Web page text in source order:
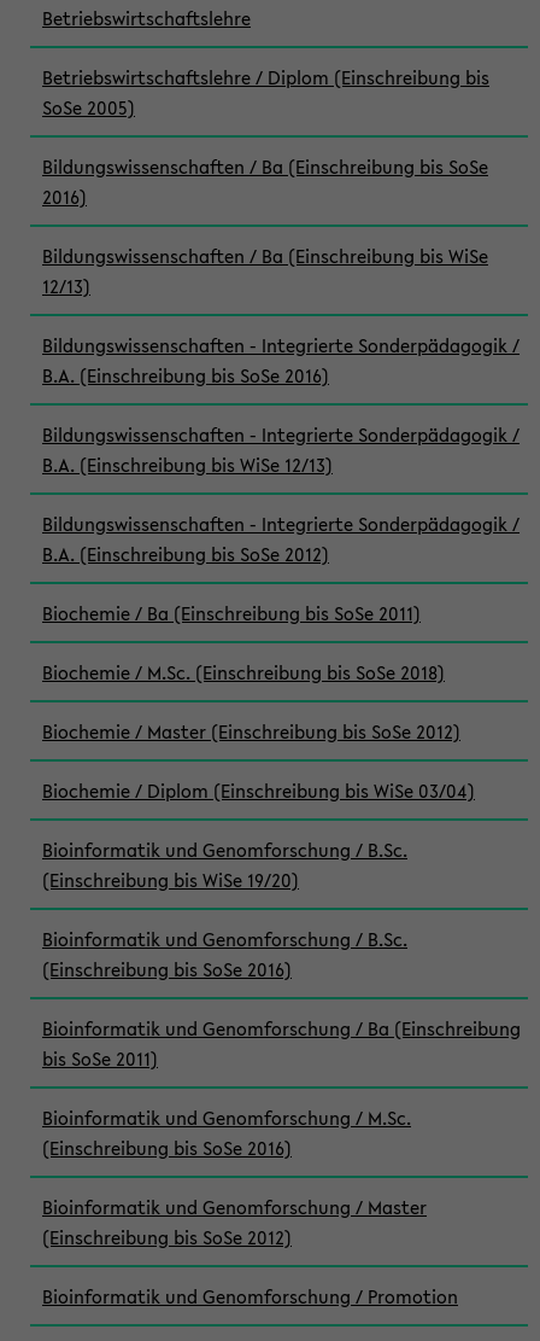
Betriebswirtschaftslehre
Betriebswirtschaftslehre / Diplom (Einschreibung bis
SoSe 2005)
Bildungswissenschaften / Ba (Einschreibung bis SoSe
2016)
Bildungswissenschaften / Ba (Einschreibung bis WiSe
12/13)
Bildungswissenschaften - Integrierte Sonderpädagogik /
B.A. (Einschreibung bis SoSe 2016)
Bildungswissenschaften - Integrierte Sonderpädagogik /
B.A. (Einschreibung bis WiSe 12/13)
Bildungswissenschaften - Integrierte Sonderpädagogik /
B.A. (Einschreibung bis SoSe 2012)
Biochemie / Ba (Einschreibung bis SoSe 2011)
Biochemie / M.Sc. (Einschreibung bis SoSe 2018)
Biochemie / Master (Einschreibung bis SoSe 2012)
Biochemie / Diplom (Einschreibung bis WiSe 03/04)
Bioinformatik und Genomforschung / B.Sc.
(Einschreibung bis WiSe 19/20)
Bioinformatik und Genomforschung / B.Sc.
(Einschreibung bis SoSe 2016)
Bioinformatik und Genomforschung / Ba (Einschreibung
bis SoSe 2011)
Bioinformatik und Genomforschung / M.Sc.
(Einschreibung bis SoSe 2016)
Bioinformatik und Genomforschung / Master
(Einschreibung bis SoSe 2012)
Bioinformatik und Genomforschung / Promotion